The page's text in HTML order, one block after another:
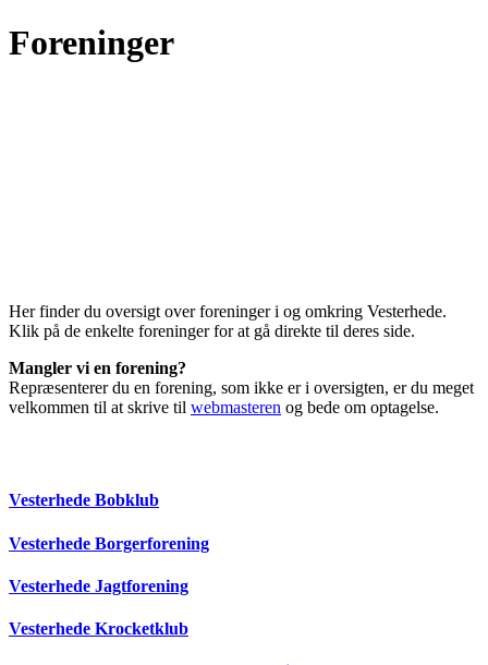
Foreninger
Her finder du oversigt over foreninger i og omkring Vesterhede.
Klik på de enkelte foreninger for at gå direkte til deres side.
Mangler vi en forening?
Repræsenterer du en forening, som ikke er i oversigten, er du meget
velkommen til at skrive til webmasteren og bede om optagelse.
Vesterhede Bobklub
Vesterhede Borgerforening
Vesterhede Jagtforening
Vesterhede Krocketklub